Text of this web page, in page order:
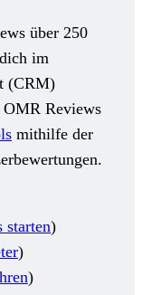
über 250
im
(CRM)
OMR Reviews
mithilfe der
starten)
)
)